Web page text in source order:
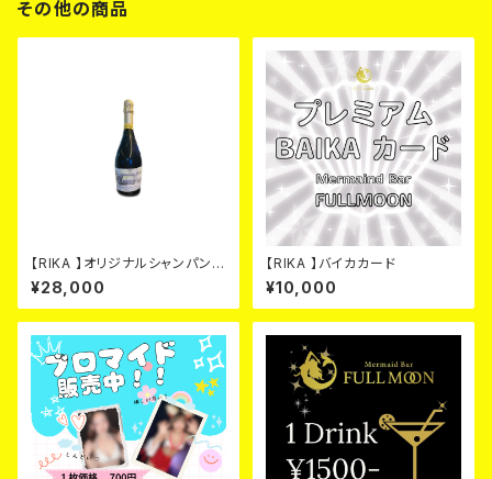
その他の商品
【RIKA 】オリジナルシャンパン
シルバー カード
¥28,000
【RIKA 】バイカカード
¥10,000